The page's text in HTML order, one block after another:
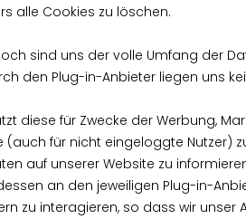
alle Cookies zu löschen.
sind uns der volle Umfang der
den Plug-in-Anbieter liegen uns
diese für Zwecke der Werbung,
für nicht eingeloggte Nutzer)
auf unserer Website zu
an den jeweiligen Plug-in-
zu interagieren, so dass wir